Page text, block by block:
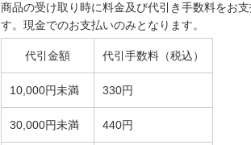
商品の受け取り時に料金及び代引き手数料をお
す。現金でのお支払いのみとなります。
代引金額 代引手数料（税込）
10,000円未満 330円
30,000円未満 440円